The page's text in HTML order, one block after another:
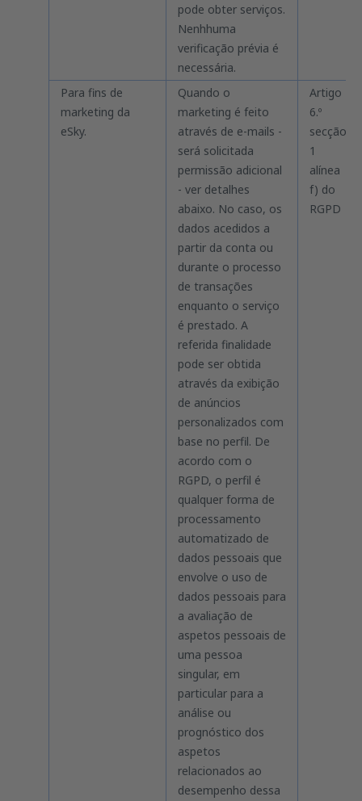
pode obter serviços.
Nenhhuma
verificação prévia é
necessária.
Para fins de
marketing da
eSky.
Quando o
marketing é feito
através de e-mails -
será solicitada
permissão adicional
- ver detalhes
abaixo. No caso, os
dados acedidos a
partir da conta ou
durante o processo
de transações
enquanto o serviço
é prestado. A
referida finalidade
pode ser obtida
através da exibição
de anúncios
personalizados com
base no perfil. De
acordo com o
RGPD, o perfil é
qualquer forma de
processamento
automatizado de
dados pessoais que
envolve o uso de
dados pessoais para
a avaliação de
aspetos pessoais de
uma pessoa
singular, em
particular para a
análise ou
prognóstico dos
aspetos
relacionados ao
desempenho dessa
Artigo
6.º
secção
1
alínea
f) do
RGPD